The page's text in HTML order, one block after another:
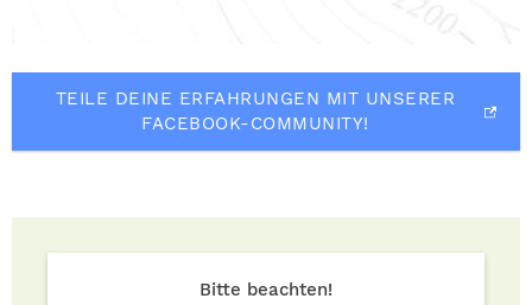
TEILE DEINE ERFAHRUNGEN MIT UNSERER
FACEBOOK-COMMUNITY!
Bitte beachten!